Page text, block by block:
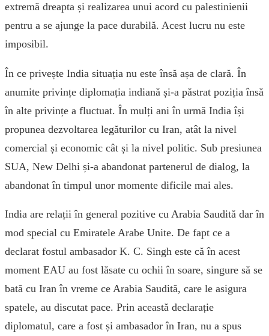
extremă dreapta și realizarea unui acord cu palestinienii
pentru a se ajunge la pace durabilă. Acest lucru nu este
imposibil.
În ce privește India situația nu este însă așa de clară. În
anumite privințe diplomația indiană și-a păstrat poziția însă
în alte privințe a fluctuat. În mulți ani în urmă India își
propunea dezvoltarea legăturilor cu Iran, atât la nivel
comercial și economic cât și la nivel politic. Sub presiunea
SUA, New Delhi și-a abandonat partenerul de dialog, la
abandonat în timpul unor momente dificile mai ales.
India are relații în general pozitive cu Arabia Saudită dar în
mod special cu Emiratele Arabe Unite. De fapt ce a
declarat fostul ambasador K. C. Singh este că în acest
moment EAU au fost lăsate cu ochii în soare, singure să se
bată cu Iran în vreme ce Arabia Saudită, care le asigura
spatele, au discutat pace. Prin această declarație
diplomatul, care a fost și ambasador în Iran, nu a spus